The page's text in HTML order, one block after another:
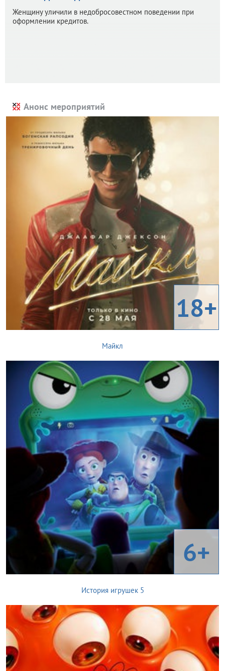
Женщину уличили в недобросовестном поведении при
оформлении кредитов.
Анонс мероприятий
18+
Майкл
6+
История игрушек 5